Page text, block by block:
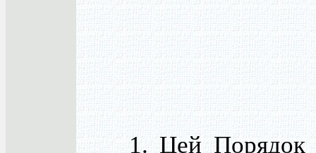
1. Цей Порядок